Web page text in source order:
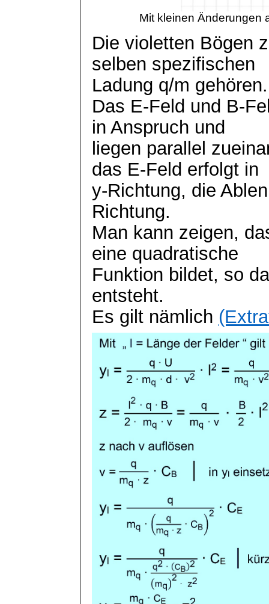
Mit kleinen Änderungen
Die violetten Bögen
selben spezifischen
Ladung q/m gehören.
Das E-Feld und B-
in Anspruch und
liegen parallel
das E-Feld erfolgt in
y-Richtung, die
Richtung.
Man kann zeigen,
eine quadratische
Funktion bildet, so
entsteht.
Es gilt nämlich